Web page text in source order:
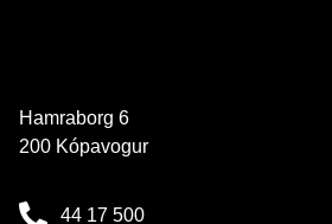
Hamraborg 6
200 Kópavogur
44 17 500